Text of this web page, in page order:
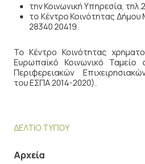
την Κοινωνική Υπηρεσία,
το Κέντρο Κοινότητας
28340 20419.
Το Κέντρο Κοινότητας
Ευρωπαϊκό Κοινωνικό
Περιφερειακών
του ΕΣΠΑ 2014-2020).
ΔΕΛΤΙΟ ΤΥΠΟΥ
Αρχεία